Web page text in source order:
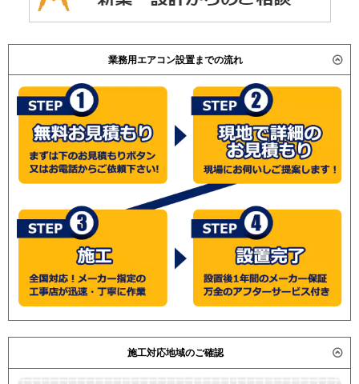
業務用エアコン設置までの流れ
施工対応地域のご確認